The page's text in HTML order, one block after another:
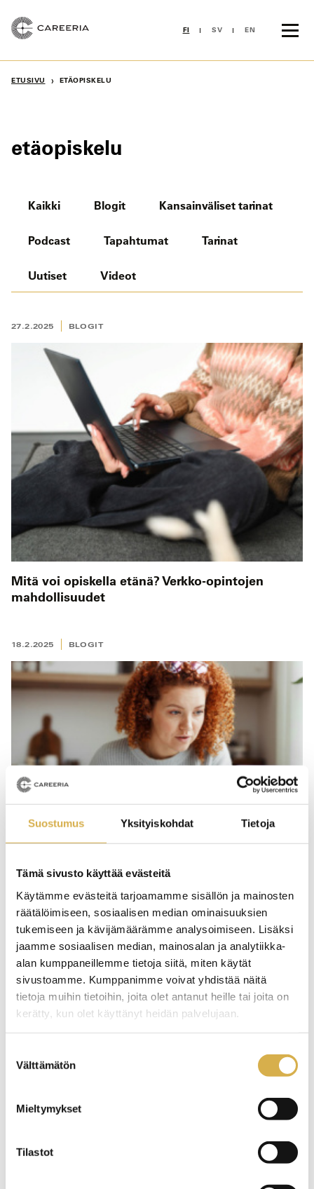
Suostumus Yksityiskohdat Tietoja
Tämä sivusto käyttää evästeitä
Käytämme evästeitä tarjoamamme sisällön ja mainosten
räätälöimiseen, sosiaalisen median ominaisuuksien
tukemiseen ja kävijämäärämme analysoimiseen. Lisäksi
jaamme sosiaalisen median, mainosalan ja analytiikka-
alan kumppaneillemme tietoja siitä, miten käytät
sivustoamme. Kumppanimme voivat yhdistää näitä
tietoja muihin tietoihin, joita olet antanut heille tai joita on
kerätty, kun olet käyttänyt heidän palvelujaan.
valinta
Välttämätön
Mieltymykset
Tilastot
sisältöön
FI SV EN
ETUSIVU › ETÄOPISKELU
etäopiskelu
Kaikki Blogit Kansainväliset tarinat
Podcast Tapahtumat Tarinat
Uutiset Videot
27.2.2025 BLOGIT
Mitä voi opiskella etänä? Verkko-opintojen
mahdollisuudet
18.2.2025 BLOGIT
5 syytä valita Careerian verkkokoulutus
14.3.2023 BLOGIT